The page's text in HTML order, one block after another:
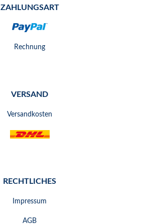
ZAHLUNGSART
Rechnung
VERSAND
Versandkosten
RECHTLICHES
Impressum
AGB